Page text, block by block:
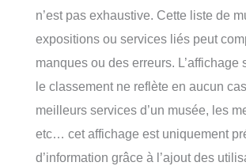
n’est pas exhaustive. Cette liste de
expositions ou services liés peut
manques ou des erreurs. L’affichage
le classement ne reflète en aucun
meilleurs services d’un musée, les
etc… cet affichage est uniquement
d’information grâce à l’ajout des